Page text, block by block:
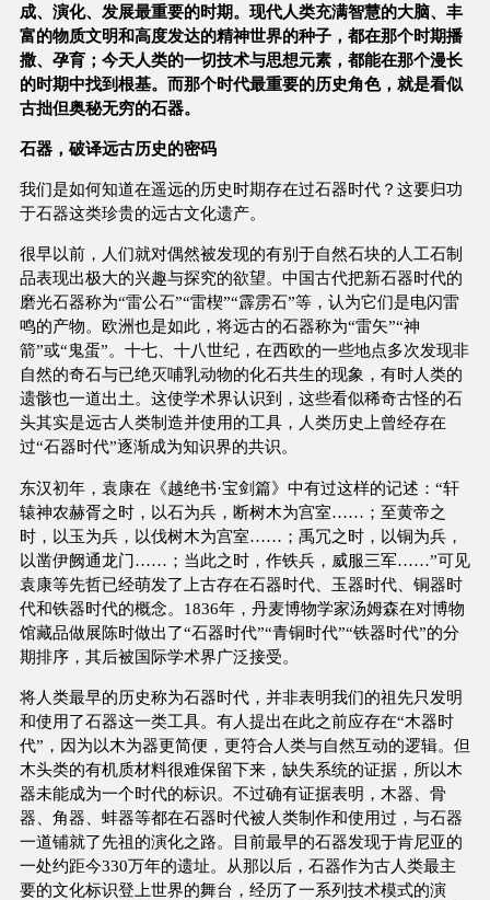
成、演化、发展最重要的时期。现代人类充满智慧的大脑、丰
富的物质文明和高度发达的精神世界的种子，都在那个时期播
撒、孕育；今天人类的一切技术与思想元素，都能在那个漫长
的时期中找到根基。而那个时代最重要的历史角色，就是看似
古拙但奥秘无穷的石器。
石器，破译远古历史的密码
我们是如何知道在遥远的历史时期存在过石器时代？这要归功
于石器这类珍贵的远古文化遗产。
很早以前，人们就对偶然被发现的有别于自然石块的人工石制
品表现出极大的兴趣与探究的欲望。中国古代把新石器时代的
磨光石器称为“雷公石”“雷楔”“霹雳石”等，认为它们是电闪雷
鸣的产物。欧洲也是如此，将远古的石器称为“雷矢”“神
箭”或“鬼蛋”。十七、十八世纪，在西欧的一些地点多次发现非
自然的奇石与已绝灭哺乳动物的化石共生的现象，有时人类的
遗骸也一道出土。这使学术界认识到，这些看似稀奇古怪的石
头其实是远古人类制造并使用的工具，人类历史上曾经存在
过“石器时代”逐渐成为知识界的共识。
东汉初年，袁康在《越绝书·宝剑篇》中有过这样的记述：“轩
辕神农赫胥之时，以石为兵，断树木为宫室……；至黄帝之
时，以玉为兵，以伐树木为宫室……；禹冗之时，以铜为兵，
以凿伊阙通龙门……；当此之时，作铁兵，威服三军……”可见
袁康等先哲已经萌发了上古存在石器时代、玉器时代、铜器时
代和铁器时代的概念。1836年，丹麦博物学家汤姆森在对博物
馆藏品做展陈时做出了“石器时代”“青铜时代”“铁器时代”的分
期排序，其后被国际学术界广泛接受。
将人类最早的历史称为石器时代，并非表明我们的祖先只发明
和使用了石器这一类工具。有人提出在此之前应存在“木器时
代”，因为以木为器更简便，更符合人类与自然互动的逻辑。但
木头类的有机质材料很难保留下来，缺失系统的证据，所以木
器未能成为一个时代的标识。不过确有证据表明，木器、骨
器、角器、蚌器等都在石器时代被人类制作和使用过，与石器
一道铺就了先祖的演化之路。目前最早的石器发现于肯尼亚的
一处约距今330万年的遗址。从那以后，石器作为古人类最主
要的文化标识登上世界的舞台，经历了一系列技术模式的演